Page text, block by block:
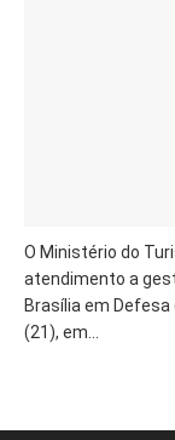
O Ministério do
atendimento a
Brasília em
(21), em...